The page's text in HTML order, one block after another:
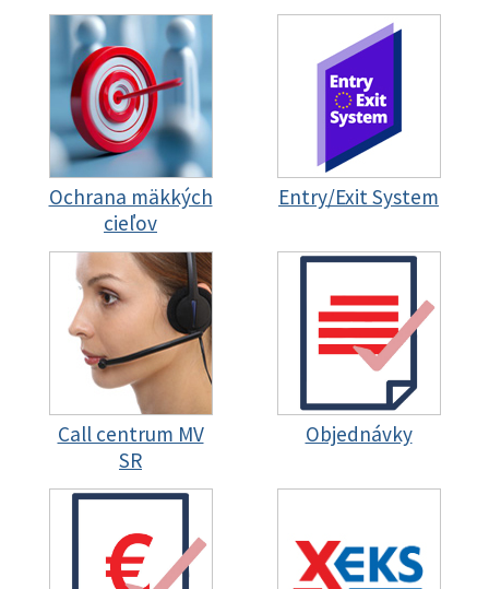
Ochrana mäkkých
cieľov
Entry/Exit System
Call centrum MV
SR
Objednávky